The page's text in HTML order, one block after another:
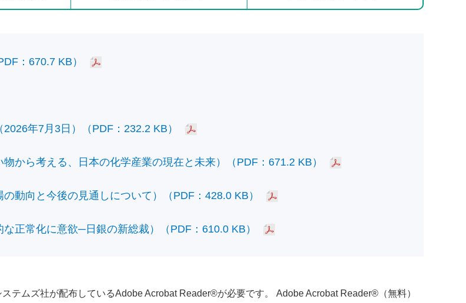
：670.7 KB）
年7月3日）（PDF：232.2 KB）
から考える、日本の化学産業の現在と未来）（PDF：671.2 KB）
動向と今後の見通しについて）（PDF：428.0 KB）
正常化に意欲─日銀の新総裁）（PDF：610.0 KB）
テムズ社が配布しているAdobe Acrobat Reader®が必要です。 Adobe Acrobat Reader®（無料）